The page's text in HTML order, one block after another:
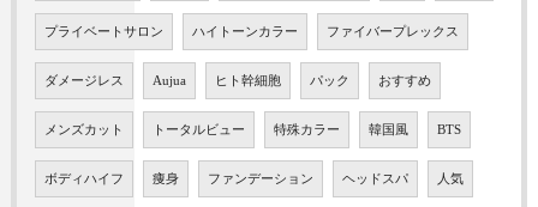
プライベートサロン ハイトーンカラー ファイバープレックス
ダメージレス Aujua ヒト幹細胞 パック おすすめ
メンズカット トータルビュー 特殊カラー 韓国風 BTS
ボディハイフ 痩身 ファンデーション ヘッドスパ 人気